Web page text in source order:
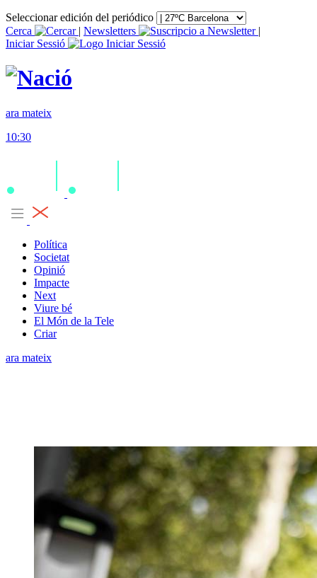
Seleccionar edición del periódico
Cerca
| Newsletters
|
Iniciar Sessió
ara mateix
10:30
Política
Societat
Opinió
Impacte
Next
Viure bé
El Món de la Tele
Criar
ara mateix